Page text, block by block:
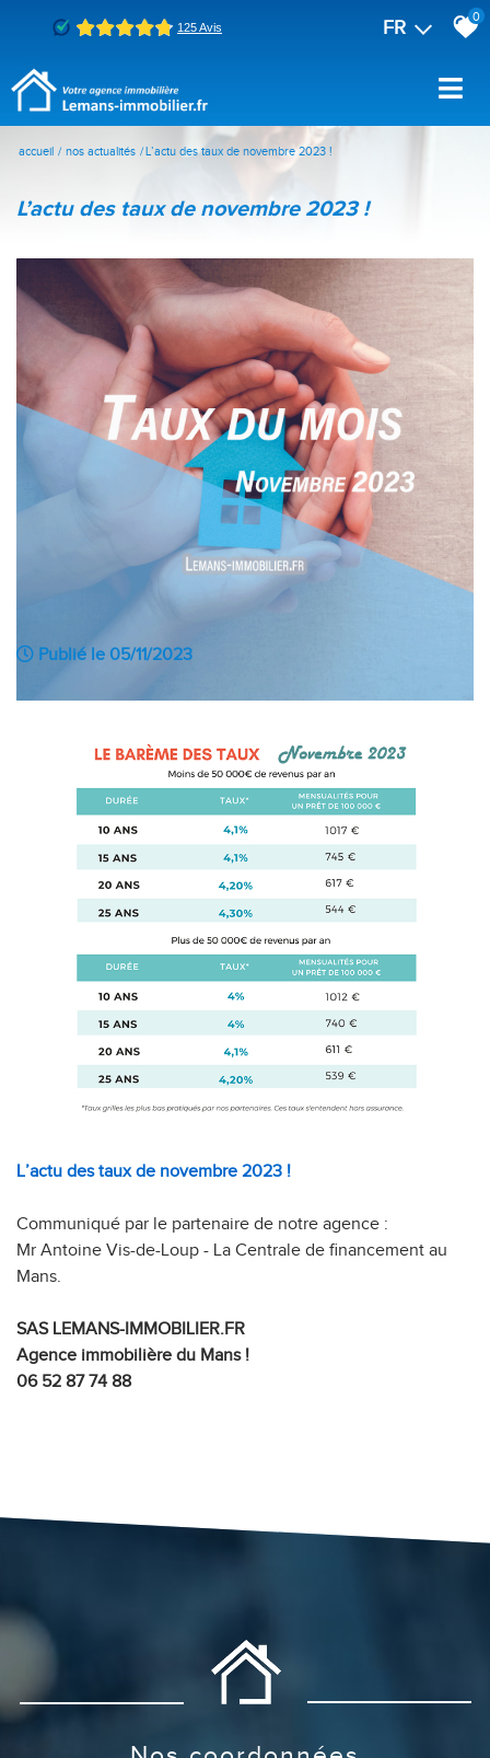
FR 0
accueil nos actualités L’actu des taux de novembre 2023 !
l’actu des taux de novembre 2023 !
Publié le 05/11/2023
L’actu des taux de novembre 2023 !
Communiqué par le partenaire de notre agence :
Mr Antoine Vis-de-Loup - La Centrale de financement au
Mans.
SAS LEMANS-IMMOBILIER.FR
Agence immobilière du Mans !
06 52 87 74 88